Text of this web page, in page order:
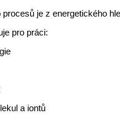
je z energetického
pro práci:
a iontů